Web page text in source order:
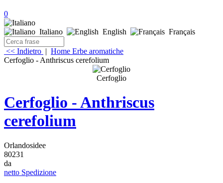
0
Italiano English Français
<< Indietro | Home Erbe aromatiche
Cerfoglio - Anthriscus cerefolium
Cerfoglio
Cerfoglio - Anthriscus
cerefolium
Orlandosidee
80231
da
netto Spedizione